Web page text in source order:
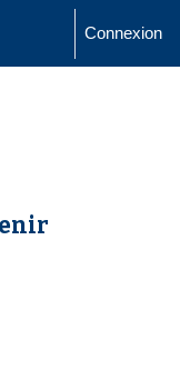
Connexion